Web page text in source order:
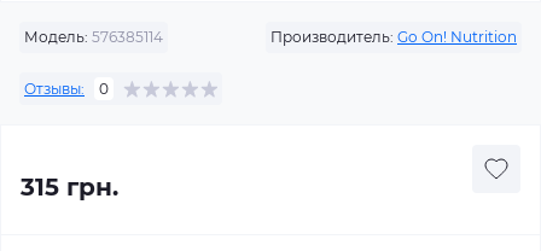
Модель: 576385114 Производитель: Go On! Nutrition
Отзывы: 0
315 грн.